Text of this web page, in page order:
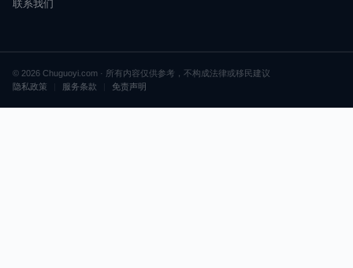
联系我们
© 2026 Chuguoyi.com · 所有内容仅供参考，不构成法律或移民建议
隐私政策
服务条款 免责声明